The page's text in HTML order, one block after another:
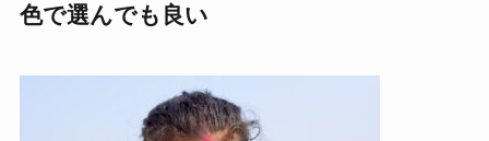
色で選んでも良い